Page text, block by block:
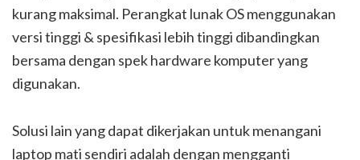
kurang maksimal. Perangkat lunak OS menggunakan
versi tinggi & spesifikasi lebih tinggi dibandingkan
bersama dengan spek hardware komputer yang
digunakan.
Solusi lain yang dapat dikerjakan untuk menangani
laptop mati sendiri adalah dengan mengganti